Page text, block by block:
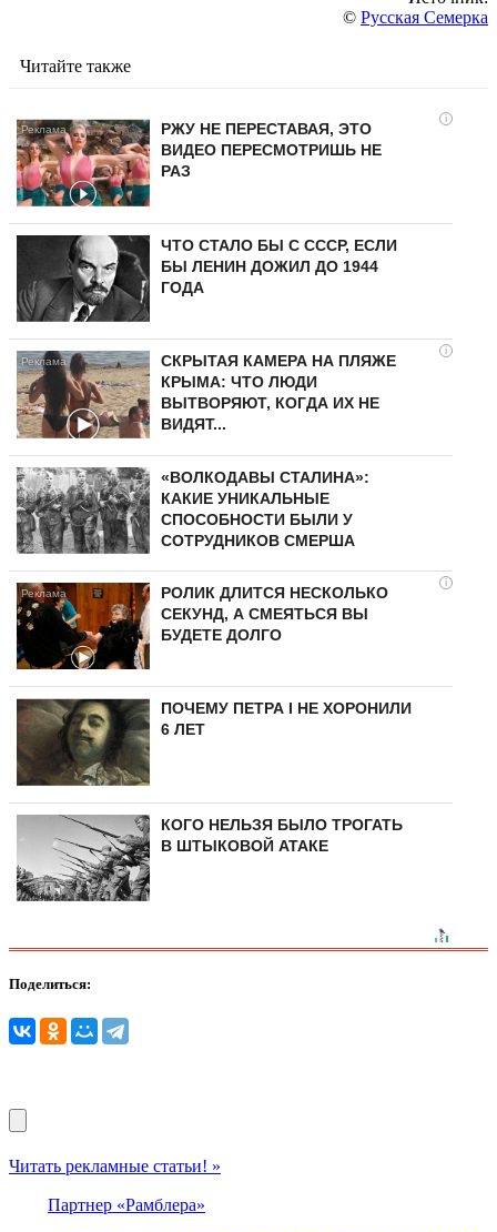
© Русская Семерка
Читайте также
i
РЖУ НЕ ПЕРЕСТАВАЯ, ЭТО
ВИДЕО ПЕРЕСМОТРИШЬ НЕ
РАЗ
ЧТО СТАЛО БЫ С СССР, ЕСЛИ
БЫ ЛЕНИН ДОЖИЛ ДО 1944
ГОДА
i
СКРЫТАЯ КАМЕРА НА ПЛЯЖЕ
КРЫМА: ЧТО ЛЮДИ
ВЫТВОРЯЮТ, КОГДА ИХ НЕ
ВИДЯТ...
«ВОЛКОДАВЫ СТАЛИНА»:
КАКИЕ УНИКАЛЬНЫЕ
СПОСОБНОСТИ БЫЛИ У
СОТРУДНИКОВ СМЕРША
i
РОЛИК ДЛИТСЯ НЕСКОЛЬКО
СЕКУНД, А СМЕЯТЬСЯ ВЫ
БУДЕТЕ ДОЛГО
ПОЧЕМУ ПЕТРА I НЕ ХОРОНИЛИ
6 ЛЕТ
КОГО НЕЛЬЗЯ БЫЛО ТРОГАТЬ
В ШТЫКОВОЙ АТАКЕ
Поделиться:
Читать рекламные статьи! »
Партнер «Рамблера»